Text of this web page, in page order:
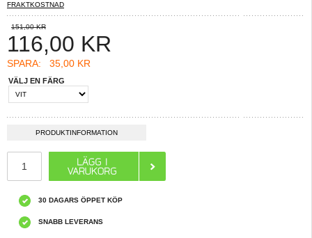
FRAKTKOSTNAD
151,00 KR
116,00 KR
SPARA: 35,00 KR
VÄLJ EN FÄRG
PRODUKTINFORMATION
30 DAGARS ÖPPET KÖP
SNABB LEVERANS